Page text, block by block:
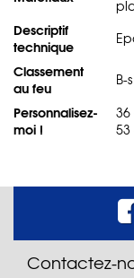
Descriptif
technique
Classement
au feu
B-
Personnalisez-
moi !
Contactez-